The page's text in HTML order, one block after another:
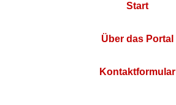
Start
Über das Portal
Kontaktformular